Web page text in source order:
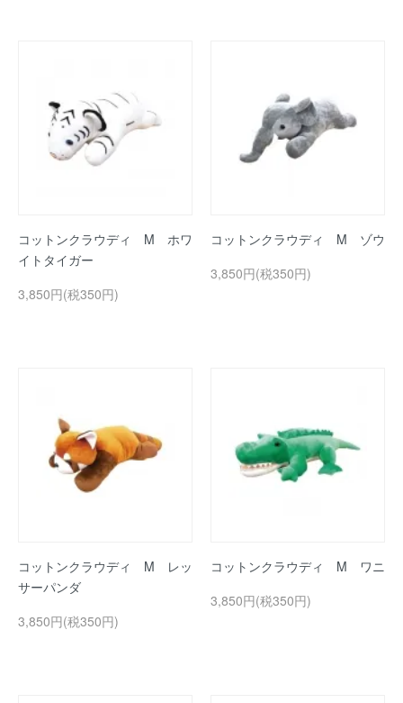
コットンクラウディ M ホワ
イトタイガー
3,850円(税350円)
コットンクラウディ M ゾウ
3,850円(税350円)
コットンクラウディ M レッ
サーパンダ
3,850円(税350円)
コットンクラウディ M ワニ
3,850円(税350円)